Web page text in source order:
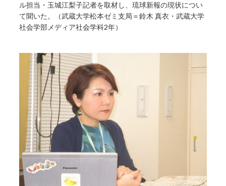
ル担当・玉城江梨子記者を取材し、琉球新報の現状につい
て聞いた。（武蔵大学松本ゼミ支局＝鈴木 真衣・武蔵大学
社会学部メディア社会学科2年）